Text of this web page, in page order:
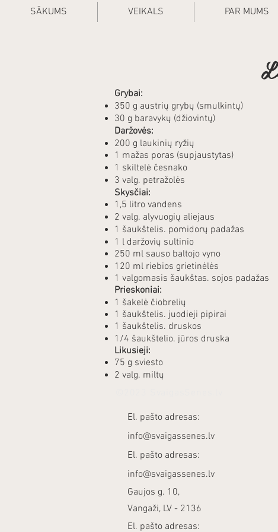
SĀKUMS VEIKALS PAR MUMS
Grybai:
350 g austrių grybų (smulkintų)
30 g baravykų (džiovintų)
Daržovės:
200 g laukinių ryžių
1 mažas poras (supjaustytas)
1 skiltelė česnako
3 valg. petražolės
Skysčiai:
1,5 litro vandens
2 valg. alyvuogių aliejaus
1 šaukštelis. pomidorų padažas
1 l daržovių sultinio
250 ml sauso baltojo vyno
120 ml riebios grietinėlės
1 valgomasis šaukštas. sojos padažas
Prieskoniai:
1 šakelė čiobrelių
1 šaukštelis. juodieji pipirai
1 šaukštelis. druskos
1/4 šaukštelio. jūros druska
Likusieji:
75 g sviesto
2 valg. miltų
El. pašto adresas:
info@svaigassenes.lv
El. pašto adresas:
info@svaigassenes.lv
Gaujos g. 10,
Vangaži, LV - 2136
El. pašto adresas: